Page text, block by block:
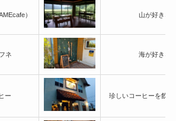
） 山が好きな
ネ 海が好きな
ー 珍しいコーヒーを飲